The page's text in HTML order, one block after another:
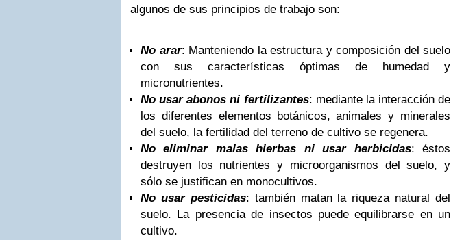
algunos de sus principios de trabajo son:
No arar: Manteniendo la estructura y composición del suelo
con sus características óptimas de humedad y
micronutrientes.
No usar abonos ni fertilizantes: mediante la interacción de
los diferentes elementos botánicos, animales y minerales
del suelo, la fertilidad del terreno de cultivo se regenera.
No eliminar malas hierbas ni usar herbicidas: éstos
destruyen los nutrientes y microorganismos del suelo, y
sólo se justifican en monocultivos.
No usar pesticidas: también matan la riqueza natural del
suelo. La presencia de insectos puede equilibrarse en un
cultivo.